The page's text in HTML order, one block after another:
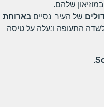
שלהם.
של העיר ונסיים בארוחת
התעופה ונעלה על טיסה
.